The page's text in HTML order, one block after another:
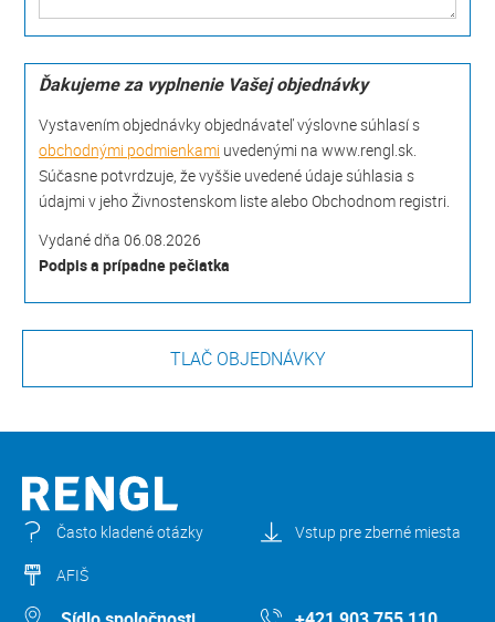
Ďakujeme za vyplnenie Vašej objednávky
Vystavením objednávky objednávateľ výslovne súhlasí s
obchodnými podmienkami uvedenými na www.rengl.sk.
Súčasne potvrdzuje, že vyššie uvedené údaje súhlasia s
údajmi v jeho Živnostenskom liste alebo Obchodnom registri.
Vydané dňa 06.08.2026
Podpis a prípadne pečiatka
Často kladené otázky Vstup pre zberné miesta
AFIŠ